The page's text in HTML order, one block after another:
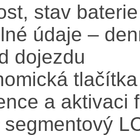
stav
údaje –
dojezdu
a aktivaci